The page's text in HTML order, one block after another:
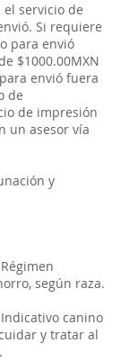
el servicio de
Si requiere
para envió
$1000.00MXN
envió fuera
de
de impresión
un asesor vía
y
según raza.
canino
y tratar al